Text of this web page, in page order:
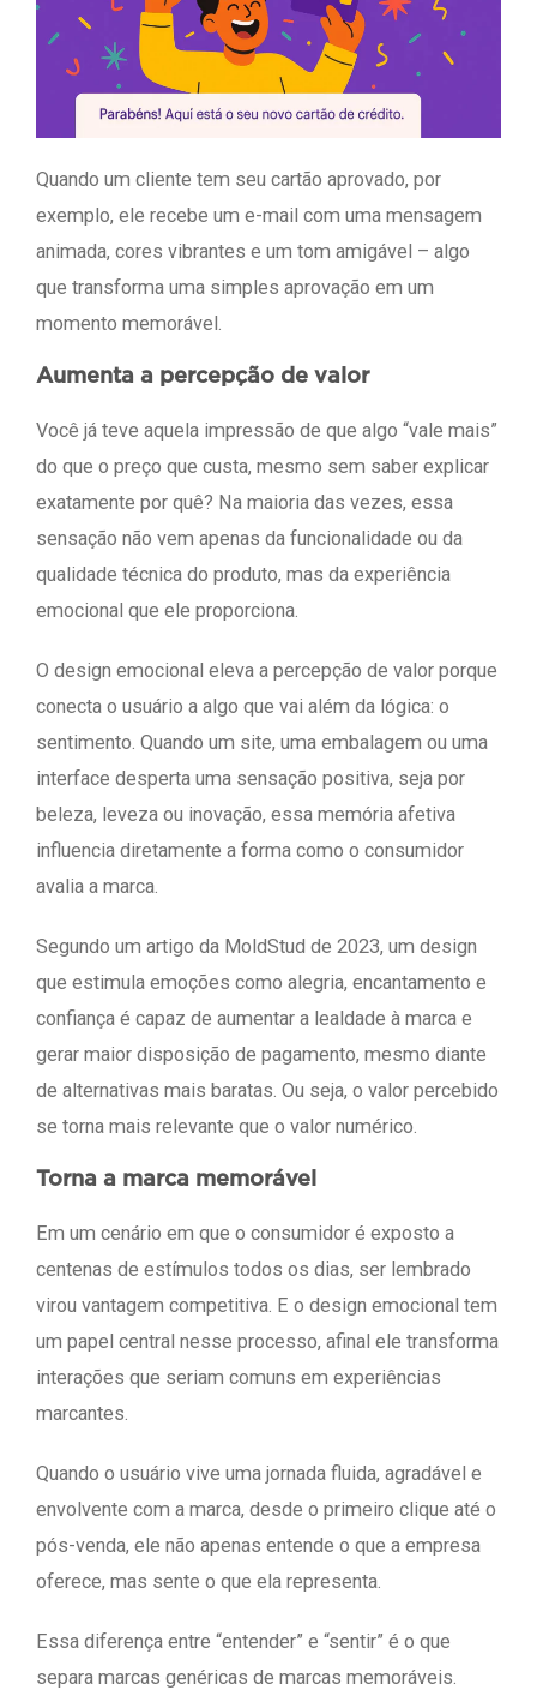
Quando um cliente tem seu cartão aprovado, por
exemplo, ele recebe um e-mail com uma mensagem
animada, cores vibrantes e um tom amigável – algo
que transforma uma simples aprovação em um
momento memorável.
Aumenta a percepção de valor
Você já teve aquela impressão de que algo “vale mais”
do que o preço que custa, mesmo sem saber explicar
exatamente por quê? Na maioria das vezes, essa
sensação não vem apenas da funcionalidade ou da
qualidade técnica do produto, mas da experiência
emocional que ele proporciona.
O design emocional eleva a percepção de valor porque
conecta o usuário a algo que vai além da lógica: o
sentimento. Quando um site, uma embalagem ou uma
interface desperta uma sensação positiva, seja por
beleza, leveza ou inovação, essa memória afetiva
influencia diretamente a forma como o consumidor
avalia a marca.
Segundo um artigo da MoldStud de 2023, um design
que estimula emoções como alegria, encantamento e
confiança é capaz de aumentar a lealdade à marca e
gerar maior disposição de pagamento, mesmo diante
de alternativas mais baratas. Ou seja, o valor percebido
se torna mais relevante que o valor numérico.
Torna a marca memorável
Em um cenário em que o consumidor é exposto a
centenas de estímulos todos os dias, ser lembrado
virou vantagem competitiva. E o design emocional tem
um papel central nesse processo, afinal ele transforma
interações que seriam comuns em experiências
marcantes.
Quando o usuário vive uma jornada fluida, agradável e
envolvente com a marca, desde o primeiro clique até o
pós-venda, ele não apenas entende o que a empresa
oferece, mas sente o que ela representa.
Essa diferença entre “entender” e “sentir” é o que
separa marcas genéricas de marcas memoráveis.